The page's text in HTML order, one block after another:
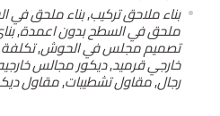
بناء ملاحق تركيب,بناء ملحق في
ملحق في السطح بدون اعمدة,
تصميم مجلس في الحوش,
خارجي قرميد,ديكور مجالس
رجال,مقاول تشطيبات,مقاول